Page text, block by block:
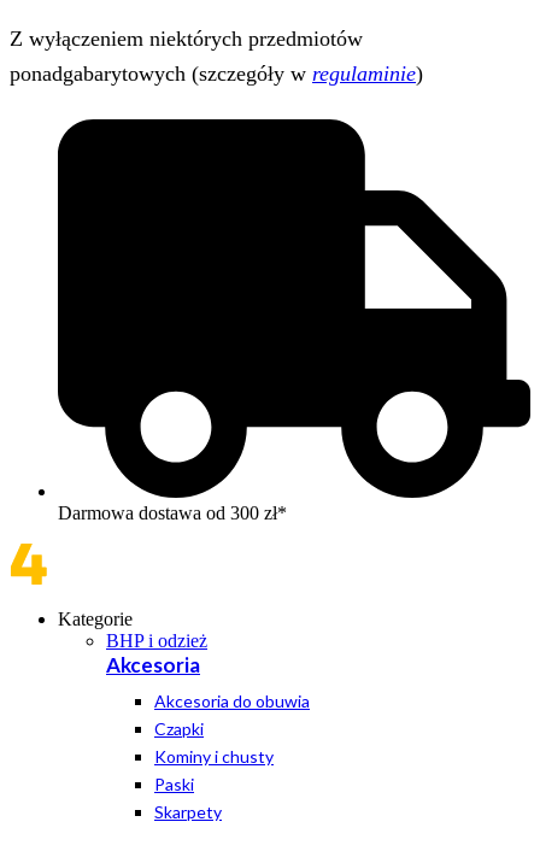
Z wyłączeniem niektórych przedmiotów
ponadgabarytowych (szczegóły w regulaminie)
Darmowa dostawa od 300 zł*
Kategorie
BHP i odzież
Akcesoria
Akcesoria do obuwia
Czapki
Kominy i chusty
Paski
Skarpety